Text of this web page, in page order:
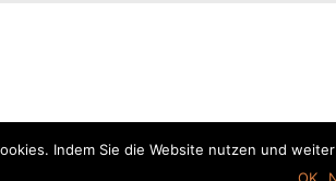
Indem Sie die Website nutzen und